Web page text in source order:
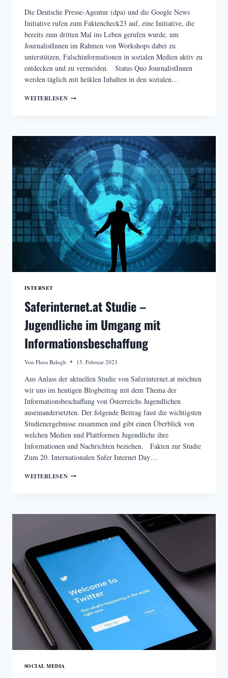
Die Deutsche Presse-Agentur (dpa) und die Google News
Initiative rufen zum Faktencheck23 auf, eine Initiative, die
bereits zum dritten Mal ins Leben gerufen wurde, um
JournalistInnen im Rahmen von Workshops dabei zu
unterstützen, Falschinformationen in sozialen Medien aktiv zu
entdecken und zu vermeiden. Status Quo JournalistInnen
werden täglich mit heiklen Inhalten in den sozialen…
WEITERLESENMEDIENHÄUSER
FAKTENCHECK23
INTERNET
Saferinternet.at Studie –
Jugendliche im Umgang mit
Informationsbeschaffung
Von Flora Balogh 15. Februar 2023
Aus Anlass der aktuellen Studie von Saferinternet.at möchten
wir uns im heutigen Blogbeitrag mit dem Thema der
Informationsbeschaffung von Österreichs Jugendlichen
auseinandersetzten. Der folgende Beitrag fasst die wichtigsten
Studienergebnisse zusammen und gibt einen Überblick von
welchen Medien und Plattformen Jugendliche ihre
Informationen und Nachrichten beziehen. Fakten zur Studie
Zum 20. Internationalen Safer Internet Day…
WEITERLESENSAFERINTERNET.AT
INFORMATIONSBESCHAFFUNG
SOCIAL MEDIA